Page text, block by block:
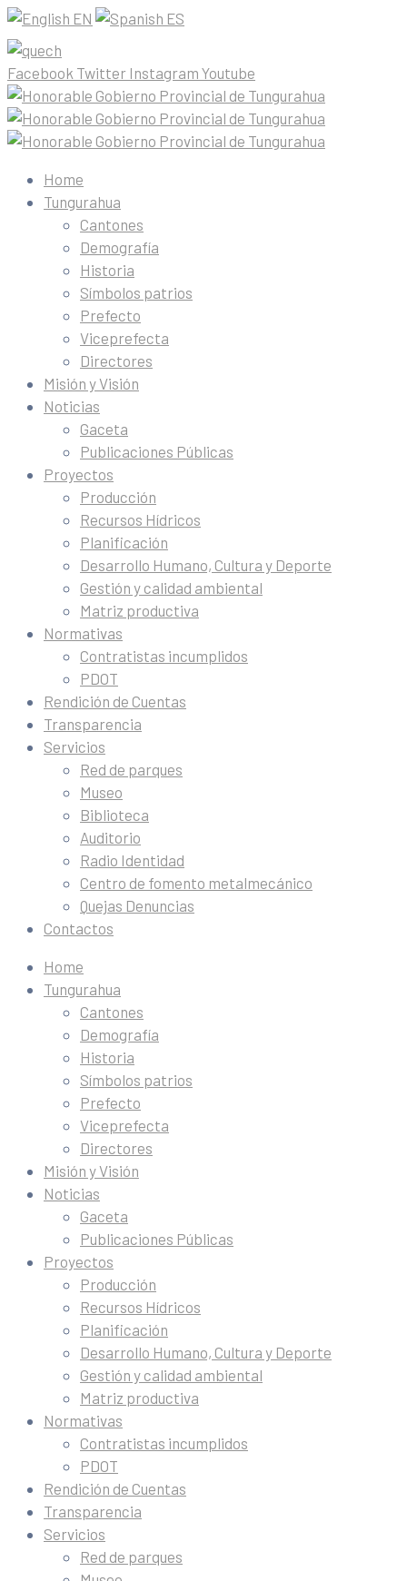
EN ES
Facebook Twitter Instagram Youtube
Home
Tungurahua
Cantones
Demografía
Historia
Símbolos patrios
Prefecto
Viceprefecta
Directores
Misión y Visión
Noticias
Gaceta
Publicaciones Públicas
Proyectos
Producción
Recursos Hídricos
Planificación
Desarrollo Humano, Cultura y Deporte
Gestión y calidad ambiental
Matriz productiva
Normativas
Contratistas incumplidos
PDOT
Rendición de Cuentas
Transparencia
Servicios
Red de parques
Museo
Biblioteca
Auditorio
Radio Identidad
Centro de fomento metalmecánico
Quejas Denuncias
Contactos
Home
Tungurahua
Cantones
Demografía
Historia
Símbolos patrios
Prefecto
Viceprefecta
Directores
Misión y Visión
Noticias
Gaceta
Publicaciones Públicas
Proyectos
Producción
Recursos Hídricos
Planificación
Desarrollo Humano, Cultura y Deporte
Gestión y calidad ambiental
Matriz productiva
Normativas
Contratistas incumplidos
PDOT
Rendición de Cuentas
Transparencia
Servicios
Red de parques